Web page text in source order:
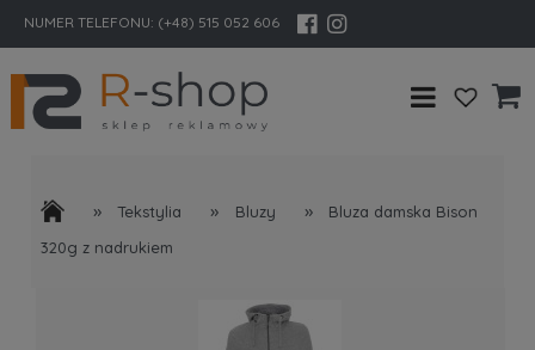
NUMER TELEFONU: (+48) 515 052 606
» Tekstylia » Bluzy »
Bluza damska Bison
320g z nadrukiem